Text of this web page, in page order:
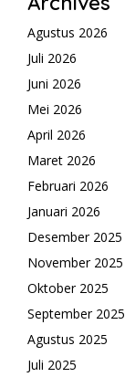
Agustus 2026
Juli 2026
Juni 2026
Mei 2026
April 2026
Maret 2026
Februari 2026
Januari 2026
Desember 2025
November 2025
Oktober 2025
September 2025
Agustus 2025
Juli 2025